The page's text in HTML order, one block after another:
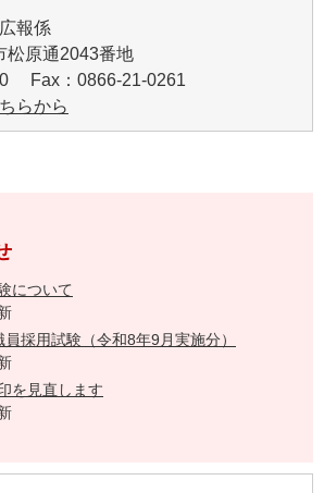
報係
松原通2043番地
Fax：0866-21-0261
らから
について
採用試験（令和8年9月実施分）
を見直します